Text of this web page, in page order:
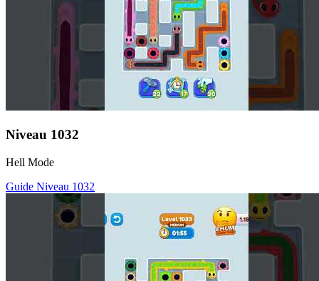
Niveau 1032
Hell Mode
Guide Niveau 1032